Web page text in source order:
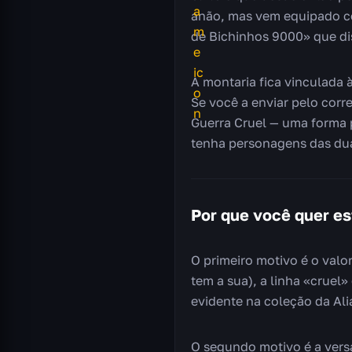
anão, mas vem equipado
de Bichinhos 9000» que
A montaria fica vinculada
Se você a enviar pelo
Guerra Cruel — uma
tenha personagens das
Por que você quer
O primeiro motivo é o
tem a sua), a linha
evidente na coleção da
O segundo motivo é a